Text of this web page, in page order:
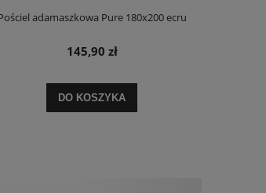
adamaszkowa Pure 180x200 ecru
145,90 zł
DO KOSZYKA